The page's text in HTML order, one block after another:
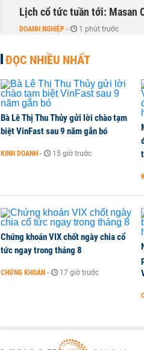
Lịch cổ tức tuần tới: Masan
DOANH NGHIỆP - 1 phút trước
TOP 10 ngân hàng lãi lớn
Vietcombank quán quân,
TÀI CHÍNH - 1 phút trước
Vì sao bỗng dưng đứng tên
Thuế mới của Mỹ tạo thêm
ĐỌC NHIỀU NHẤT
Bà Lê Thị Thu Thủy gửi lời chào tạm
biệt VinFast sau 9 năm gắn bó
KINH DOANH - 15 giờ trước
Chứng khoán VIX chốt ngày chia cổ
tức ngay trong tháng 8
CHỨNG KHOÁN - 17 giờ trước